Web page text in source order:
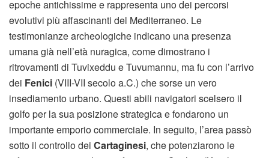
epoche antichissime e rappresenta uno dei percorsi
evolutivi più affascinanti del Mediterraneo. Le
testimonianze archeologiche indicano una presenza
umana già nell’età nuragica, come dimostrano i
ritrovamenti di Tuvixeddu e Tuvumannu, ma fu con l’arrivo
dei Fenici (VIII-VII secolo a.C.) che sorse un vero
insediamento urbano. Questi abili navigatori scelsero il
golfo per la sua posizione strategica e fondarono un
importante emporio commerciale. In seguito, l’area passò
sotto il controllo dei Cartaginesi, che potenziarono le